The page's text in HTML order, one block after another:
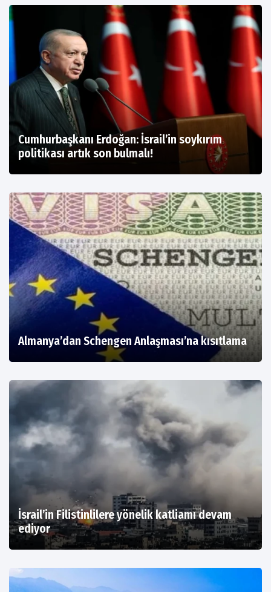
Cumhurbaşkanı Erdoğan: İsrail’in soykırım
politikası artık son bulmalı!
Almanya’dan Schengen Anlaşması’na kısıtlama
İsrail’in Filistinlilere yönelik katliamı devam
ediyor